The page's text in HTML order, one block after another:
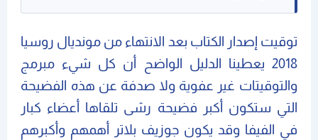
توقيت إصدار الكتاب بعد الانتهاء من مونديال روسيا
2018 يعطينا الدليل الواضح أن كل شيء مبرمج
والتوقيتات غير عفوية ولا صدفة عن هذه الفضيحة
التي ستكون أكبر فضيحة رشى تلقاها أعضاء كبار
في الفيفا وقد يكون جوزيف بلاتر أهمهم وأكبرهم